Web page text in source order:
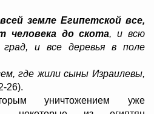
земле Египетской все,
до скота, и всю
град, и все деревья в поле
где жили сыны Израилевы,
26).
уничтожением уже